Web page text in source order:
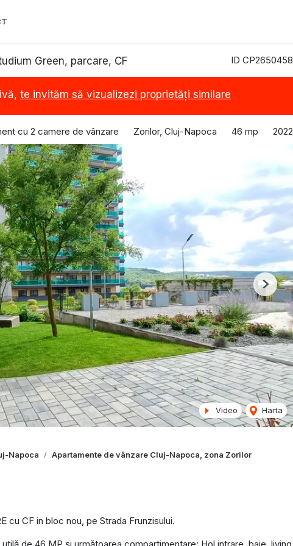
ID CP2650458
Green, parcare, CF
te invităm să vizualizezi proprietăți similare
cu 2 camere de vânzare Zorilor, Cluj-Napoca 46 mp 2022
Video Harta
Next
Napoca Apartamente de vânzare Cluj-Napoca, zona Zorilor
cu CF in bloc nou, pe Strada Frunzisului.